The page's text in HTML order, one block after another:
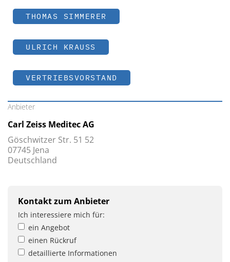
THOMAS SIMMERER
ULRICH KRAUSS
VERTRIEBSVORSTAND
Anbieter
Carl Zeiss Meditec AG
Göschwitzer Str. 51 52
07745 Jena
Deutschland
Kontakt zum Anbieter
Ich interessiere mich für:
ein Angebot
einen Rückruf
detaillierte Informationen